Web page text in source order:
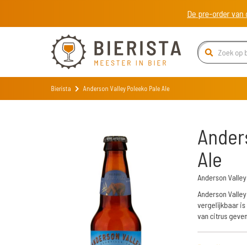
De pre-order
Bierista Anderson Valley Poleeko Pale Ale
Ale
Anderson
Anderson
vergelijkbaar is
van citrus